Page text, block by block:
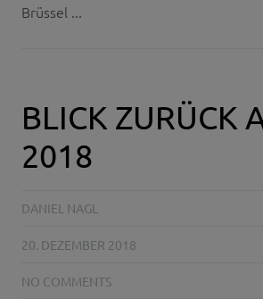
Brüssel ...
BLICK ZURÜCK
2018
DANIEL NAGL
20. DEZEMBER 2018
NO COMMENTS